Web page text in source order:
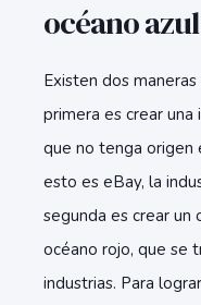
océano
Existen dos
primera es crear
que no tenga origen
esto es eBay, la
segunda es crear un
océano rojo, que se
industrias. Para